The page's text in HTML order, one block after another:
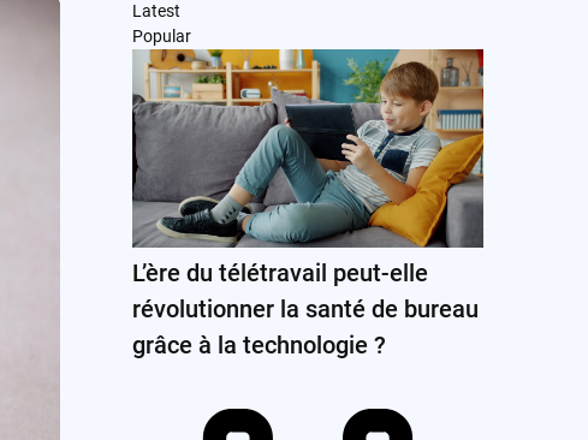
Latest
Popular
L’ère du télétravail peut-elle
révolutionner la santé de bureau
grâce à la technologie ?